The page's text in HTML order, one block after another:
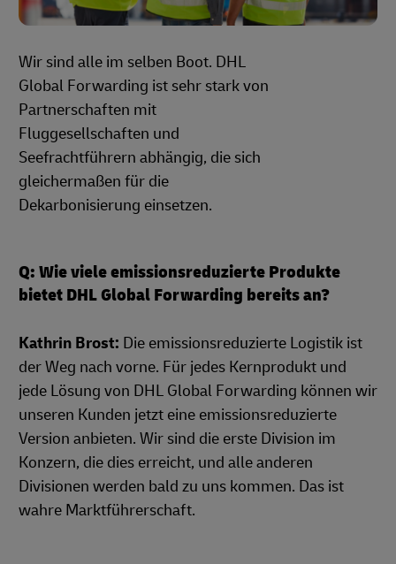
Wir sind alle im selben Boot. DHL
Global Forwarding ist sehr stark von
Partnerschaften mit
Fluggesellschaften und
Seefrachtführern abhängig, die sich
gleichermaßen für die
Dekarbonisierung einsetzen.
Q: Wie viele emissionsreduzierte Produkte
bietet DHL Global Forwarding bereits an?
Kathrin Brost: Die emissionsreduzierte Logistik ist
der Weg nach vorne. Für jedes Kernprodukt und
jede Lösung von DHL Global Forwarding können wir
unseren Kunden jetzt eine emissionsreduzierte
Version anbieten. Wir sind die erste Division im
Konzern, die dies erreicht, und alle anderen
Divisionen werden bald zu uns kommen. Das ist
wahre Marktführerschaft.